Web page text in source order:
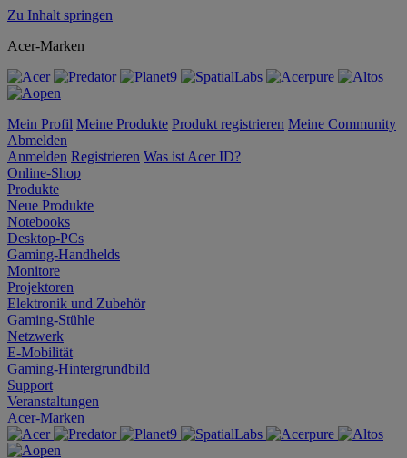
Zu Inhalt springen
Acer-Marken
Mein Profil Meine Produkte Produkt registrieren Meine Community
Abmelden
Anmelden Registrieren Was ist Acer ID?
Online-Shop
Produkte
Neue Produkte
Notebooks
Desktop-PCs
Gaming-Handhelds
Monitore
Projektoren
Elektronik und Zubehör
Gaming-Stühle
Netzwerk
E-Mobilität
Gaming-Hintergrundbild
Support
Veranstaltungen
Acer-Marken